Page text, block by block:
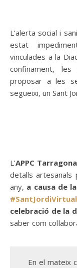
L’alerta social i sanitària provocada per la COVID-19 no ha
estat
vinculades a la
confinament,
proposar a les
segueixi, un Sant
L’APPC Tarragona
detalls artesanals
any, a causa de
#SantJordiVirtual
celebració de la
saber com
En el mateix